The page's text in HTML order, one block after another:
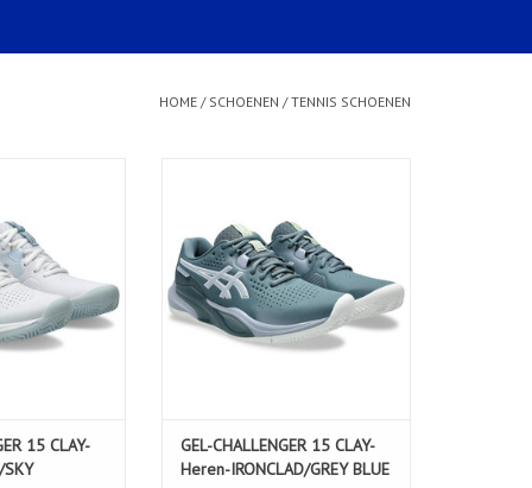
HOME / SCHOENEN /TENNIS SCHOENEN
WINKELWAGEN
15 CLAY-
TOEVOEGEN AAN WINKELWAGEN
GEL-CHALLENGER 15 CLAY-
Heren-IRONCLAD/GREY BLUE